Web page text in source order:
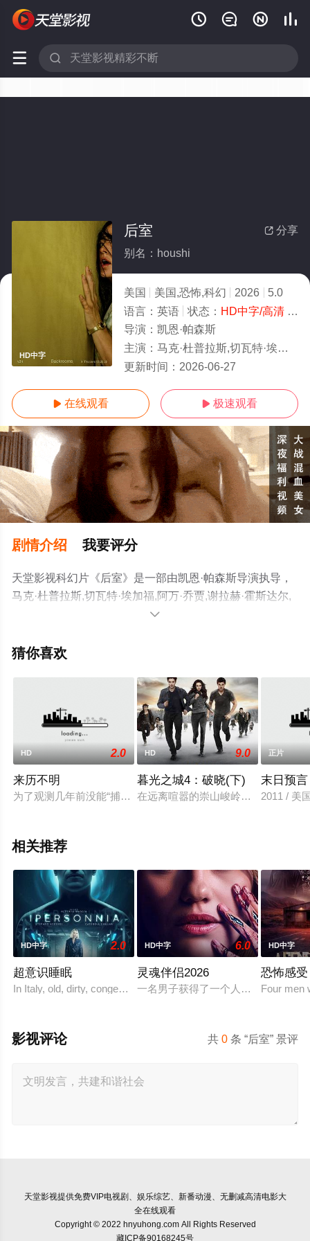
   
 
HD中字
 分享
后室
别名：houshi
美国 美国,恐怖,科幻 2026
5.0
语言： 英语 状态： HD中字/高清- 免费在线观看
导演： 凯恩·帕森斯
主演： 马克·杜普拉斯,切瓦特·埃加福,阿万·乔贾,谢拉赫·霍斯达尔,托比·哈格雷
更新时间： 2026-06-27
 在线观看  极速观看
剧情介绍 我要评分
天堂影视科幻片《后室》是一部由凯恩·帕森斯导演执导，
马克·杜普拉斯,切瓦特·埃加福,阿万·乔贾,谢拉赫·霍斯达尔,
托比·哈格雷夫,雷娜特·赖因斯夫,卢基塔·麦克斯韦尔,芬恩·
员精彩演绎的美国电影，手机免费观看高清未删减完整版
影、电视猫或剧情网等平台了解。

猜你喜欢
HD 2.0
来历不明
为了观测几年前没能“捕捉”到的神秘天体，被人称之为疯子（
HD 9.0
暮光之城4：破晓(下)
在远离喧嚣的崇山峻岭之中，原始密
正片
末日预言
2011 / 美
相关推荐
HD中字 2.0
超意识睡眠
In Italy, old, dirty, congested prisons full of violence and
HD中字 6.0
灵魂伴侣2026
一名男子获得了一个人工智能机器人
HD中字
恐怖感受
Four men
共0 条 “后室” 景评
影视评论
天堂影视提供免费VIP电视剧、娱乐综艺、新番动漫、无删减高清电影大
全在线观看
Copyright © 2022 hnyuhong.com All Rights Reserved
藏ICP备90168245号